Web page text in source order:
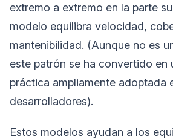
extremo a extremo en la parte
modelo equilibra velocidad,
mantenibilidad. (Aunque no es
este patrón se ha convertido en
práctica ampliamente adoptada
desarrolladores).
Estos modelos ayudan a los